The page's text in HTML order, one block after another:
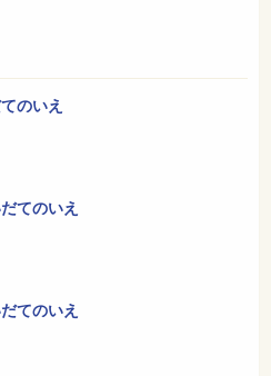
のいえ
てのいえ
てのいえ